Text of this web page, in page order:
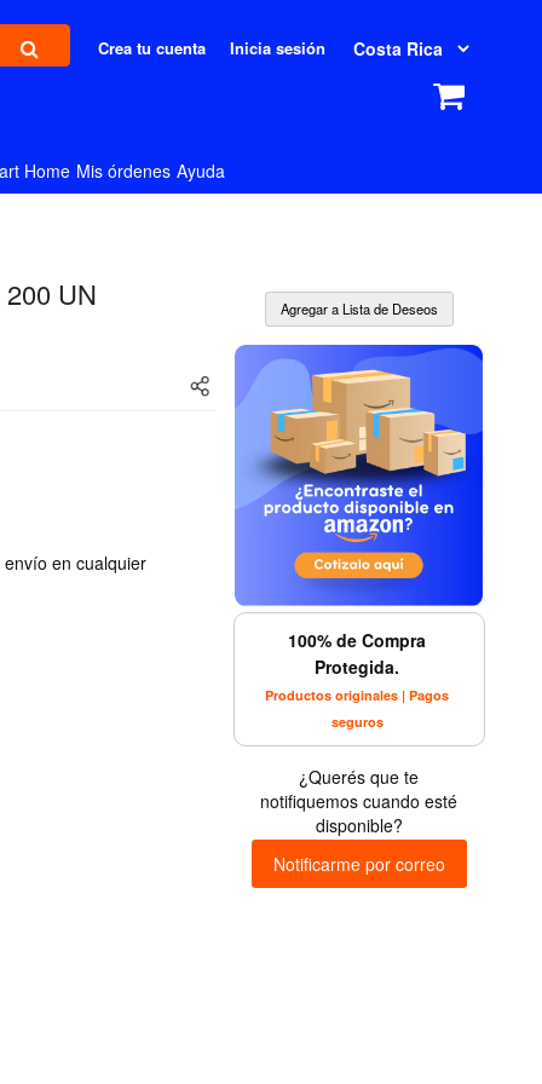
Crea tu cuenta Inicia sesión
Home Mis órdenes Ayuda
UN
en cualquier
100% de Compra
Protegida.
Productos originales | Pagos
seguros
¿Querés que te
notifiquemos cuando esté
disponible?
Notificarme por correo